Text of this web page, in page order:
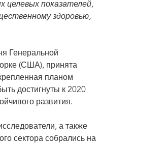
целевых показателей,
здоровью,
Генеральной
(США), принята
планом
достигнуты к 2020
развития.
а также
сектора собрались на